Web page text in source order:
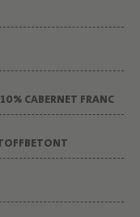
U
B
I
S
CABERNET FRANC